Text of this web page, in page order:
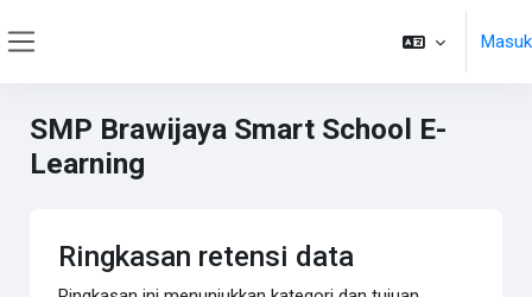
Masuk
SMP Brawijaya Smart School E-
Learning
Ringkasan retensi data